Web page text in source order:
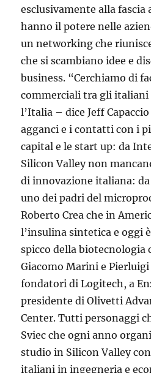
esclusivamente alla fascia
hanno il potere nelle
un networking che
che si scambiano idee e
business. “Cerchiamo di
commerciali tra gli italiani
l’Italia – dice Jeff
agganci e i contatti con i
capital e le start up: da
Silicon Valley non
di innovazione italiana:
uno dei padri del
Roberto Crea che in
l’insulina sintetica e oggi
spicco della biotecnologia
Giacomo Marini e
fondatori di Logitech, a
presidente di Olivetti
Center. Tutti personaggi
Sviec che ogni anno
studio in Silicon Valley
italiani in ingegneria e